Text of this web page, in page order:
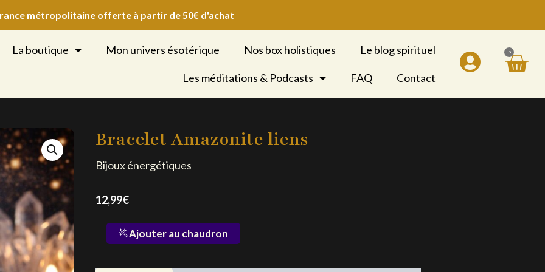
métropolitaine offerte à partir de 50€ d'achat
La boutique Mon univers ésotérique Nos box holistiques Le blog spirituel
Les méditations & Podcasts FAQ Contact
0
Bracelet Amazonite liens
Bijoux énergétiques
12,99€
quantité Ajouter au chaudron